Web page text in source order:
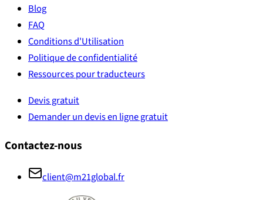
Blog
FAQ
Conditions d'Utilisation
Politique de confidentialité
Ressources pour traducteurs
Devis gratuit
Demander un devis en ligne gratuit
Contactez-nous
client@m21global.fr